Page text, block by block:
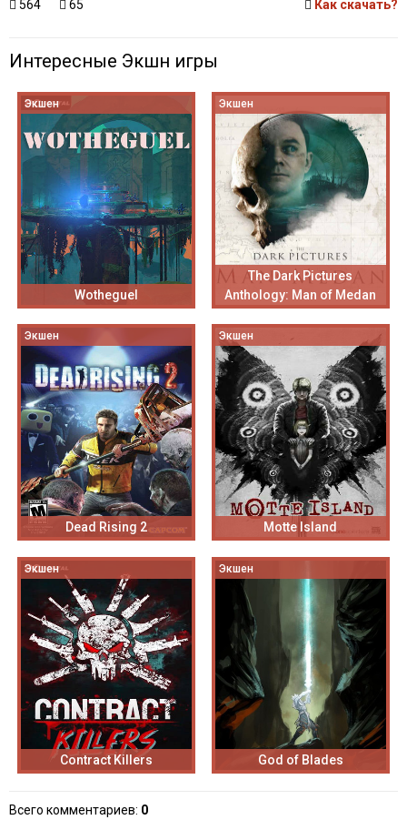
564 65 Как скачать?
Интересные Экшн игры
Экшен
Wotheguel
Экшен
The Dark Pictures
Anthology: Man of Medan
Экшен
Dead Rising 2
Экшен
Motte Island
Экшен
Contract Killers
Экшен
God of Blades
Всего комментариев: 0